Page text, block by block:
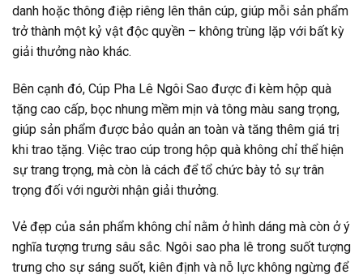
danh hoặc thông điệp riêng lên thân cúp, giúp mỗi sản phẩm
trở thành một kỷ vật độc quyền – không trùng lặp với bất kỳ
giải thưởng nào khác.
Bên cạnh đó, Cúp Pha Lê Ngôi Sao được đi kèm hộp quà
tặng cao cấp, bọc nhung mềm mịn và tông màu sang trọng,
giúp sản phẩm được bảo quản an toàn và tăng thêm giá trị
khi trao tặng. Việc trao cúp trong hộp quà không chỉ thể hiện
sự trang trọng, mà còn là cách để tổ chức bày tỏ sự trân
trọng đối với người nhận giải thưởng.
Vẻ đẹp của sản phẩm không chỉ nằm ở hình dáng mà còn ở ý
nghĩa tượng trưng sâu sắc. Ngôi sao pha lê trong suốt tượng
trưng cho sự sáng suốt, kiên định và nỗ lực không ngừng để